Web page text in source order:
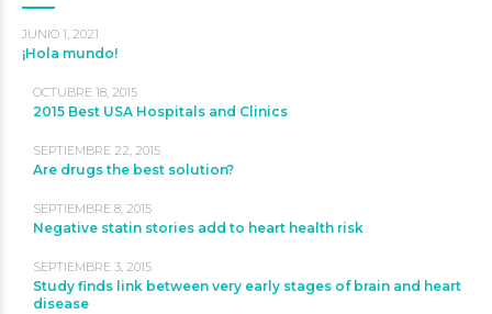
JUNIO 1, 2021
¡Hola mundo!
OCTUBRE 18, 2015
2015 Best USA Hospitals and Clinics
SEPTIEMBRE 22, 2015
Are drugs the best solution?
SEPTIEMBRE 8, 2015
Negative statin stories add to heart health risk
SEPTIEMBRE 3, 2015
Study finds link between very early stages of brain and heart
disease